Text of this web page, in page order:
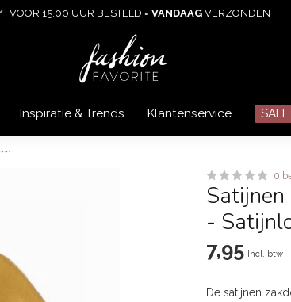
VOOR 15.00 UUR BESTELD = VANDAAG VERZONDEN
Inspiratie & Trends Klantenservice SALE
0
-
7,95 Incl. btw
De satijnen